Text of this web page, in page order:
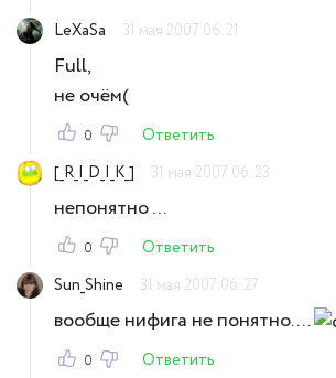
LeXaSa
31 мая 2007 06:21
Full,
не очём(
0
Ответить
[_R_I_D_I_K_]
31 мая 2007 06:23
непонятно ...
0
Ответить
Sun_Shine
31 мая 2007 06:27
вообще нифига не понятно....
0
Ответить